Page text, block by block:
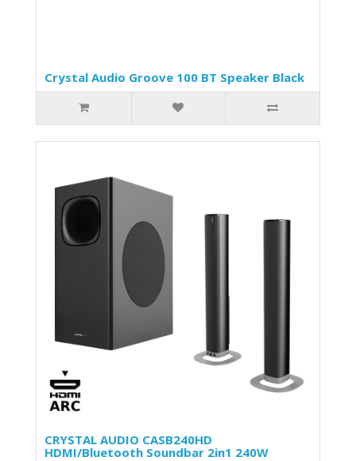
Crystal Audio Groove 100 ΒΤ Speaker Black
CRYSTAL AUDIO CASB240HD
HDMI/Bluetooth Soundbar 2in1 240W